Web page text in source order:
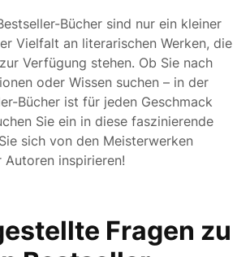
Bücher sind nur ein kleiner
Vielfalt an literarischen Werken, die
Verfügung stehen. Ob Sie nach
oder Wissen suchen – in der
Bücher ist für jeden Geschmack
Sie ein in diese faszinierende
sich von den Meisterwerken
Autoren inspirieren!
Fragen zu